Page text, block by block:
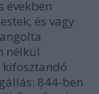
években
és vagy
nélkül
kifosztandó
844-ben